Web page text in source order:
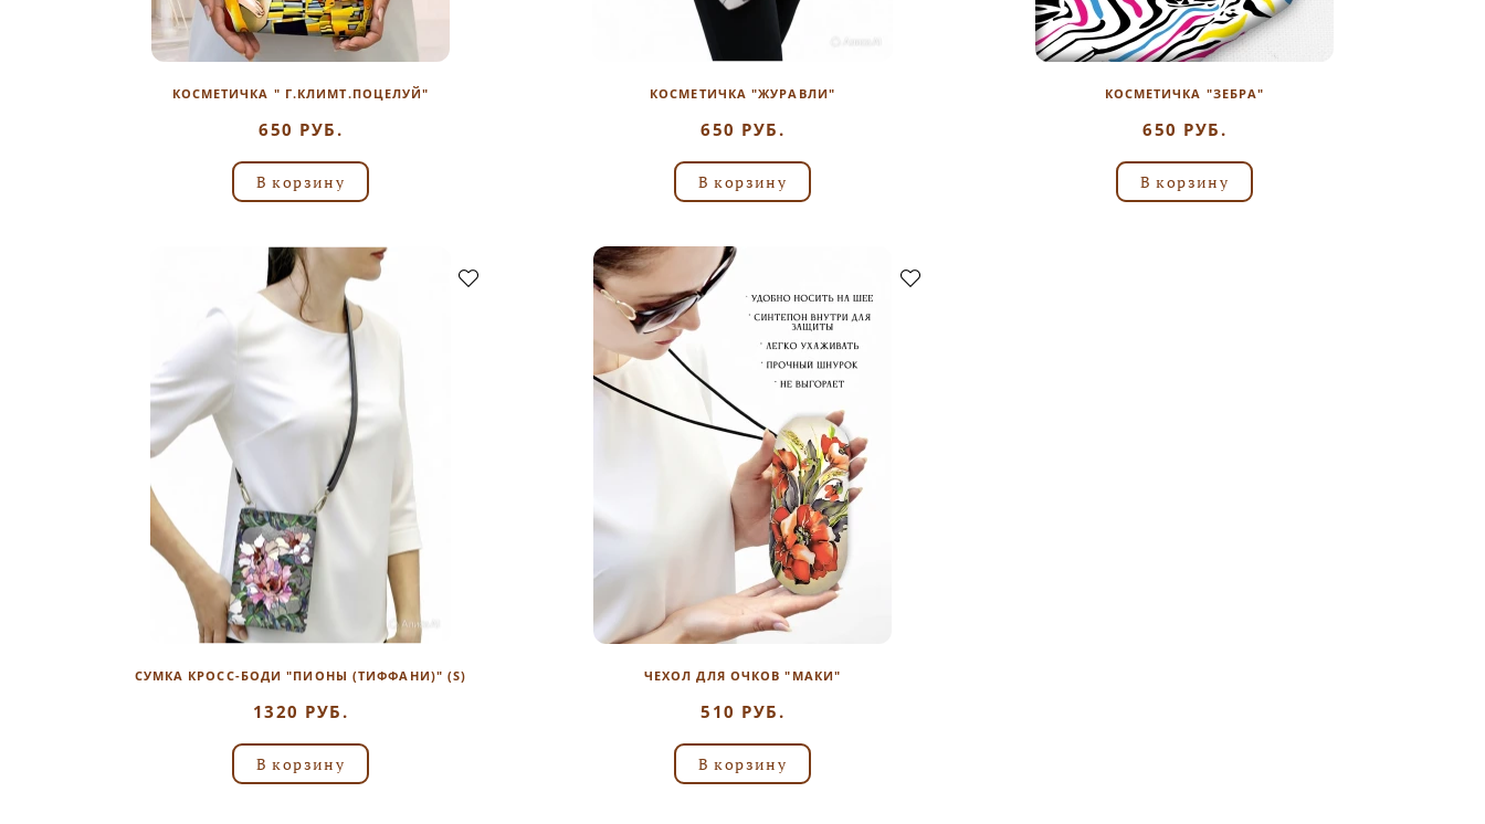
КОСМЕТИЧКА " Г.КЛИМТ.ПОЦЕЛУЙ"
650 РУБ.
В корзину
КОСМЕТИЧКА "ЖУРАВЛИ"
650 РУБ.
В корзину
КОСМЕТИЧКА "ЗЕБРА"
650 РУБ.
В корзину
СУМКА КРОСС-БОДИ "ПИОНЫ (ТИФФАНИ)" (S)
1320 РУБ.
В корзину
ЧЕХОЛ ДЛЯ ОЧКОВ "МАКИ"
510 РУБ.
В корзину